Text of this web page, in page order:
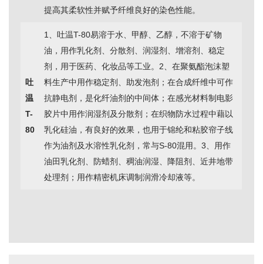
提高其柔软性并赋予纤维良好的染色性能。
吐
温
T-
80
1、吐温T-80易溶于水、甲醇、乙醇，不溶于矿物
油，用作乳化剂、分散剂、润湿剂、增溶剂、稳定
剂，用于医药、化妆品等工业。2、在聚氨酯泡沫塑
料生产中用作稳定剂、助发泡剂；在合成纤维中可作
抗静电剂，是化纤油剂的中间体；在感光材料制电影
胶片中用作润湿剂及分散剂；在织物防水过程中藉以
乳化硅油，有良好的效果，也用于锦纶和粘胶帘子线
作为油剂及水溶性乳化剂，常与S-80混用。3、用作
油田乳化剂、防蜡剂、稠油润湿、降阻剂、近井地带
处理剂；用作精密机床调制润滑冷却液等。